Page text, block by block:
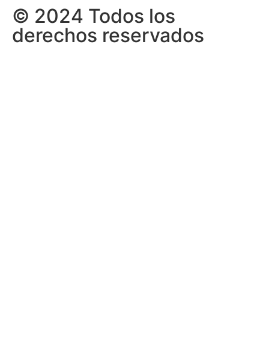
© 2024 Todos los
derechos reservados